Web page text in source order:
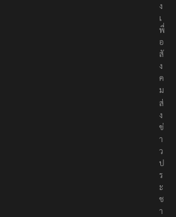
ง
เ
พื่
อ
สั
ง
ค
ม
ส่
ง
ข่
า
ว
ป
ร
ะ
ช
า